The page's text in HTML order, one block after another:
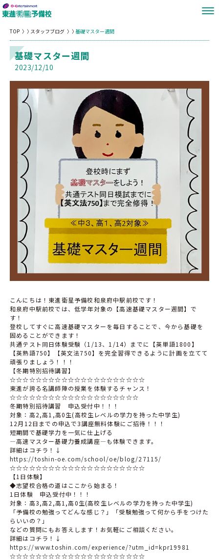
TOP スタッフブログ 基礎マスター週間
基礎マスター週間
2023/12/10
こんにちは！東進衛星予備校和泉府中駅前校です！
和泉府中駅前校では、低学年対象の【高速基礎マスター週間】で
す！
登校してすぐに高速基礎マスターを毎日することで、今から基礎を
固めることができます！
共通テスト同日体験受験（1/13、1/14）までに【英単語1800】
【英熟語750】【英文法750】を完全習得できるように計画を立てて
頑張りましょう！！！
【冬期特別招待講習】
☆☆☆☆☆☆☆☆☆☆☆☆☆☆☆☆☆☆☆☆☆
東進が誇る名講師陣の授業を体験するチャンス！
☆☆☆☆☆☆☆☆☆☆☆☆☆☆☆☆☆☆☆☆
冬期特別招待講習 申込受付中！！！
対象：高2,高1,高0生(高校生レベルの学力を持った中学生)
12月12日までの申込で3講座無料体験にご招待！！！
短期間で基礎学力を一気に仕上げる
―高速マスター基礎力養成講座―も体験できます。
詳細はコチラ！↓
https://toshin-oe.com/school/oe/blog/27115/
☆☆☆☆☆☆☆☆☆☆☆☆☆☆☆☆☆☆☆☆☆
【1日体験】
◆志望校合格の道はここから始まる！
1日体験 申込受付中！！！
対象：高3,高2,高1,高0生(高校生レベルの学力を持った中学生)
「予備校の勉強ってどんな感じ？」「受験勉強って何から手をつけた
らいいの？」
などの質問にもお答えします！お気軽にご相談ください。
詳細はコチラ！↓
https://www.toshin.com/experience/?utm_id=kpr19981
☆☆☆☆☆☆☆☆☆☆☆☆☆☆☆☆☆☆☆☆☆